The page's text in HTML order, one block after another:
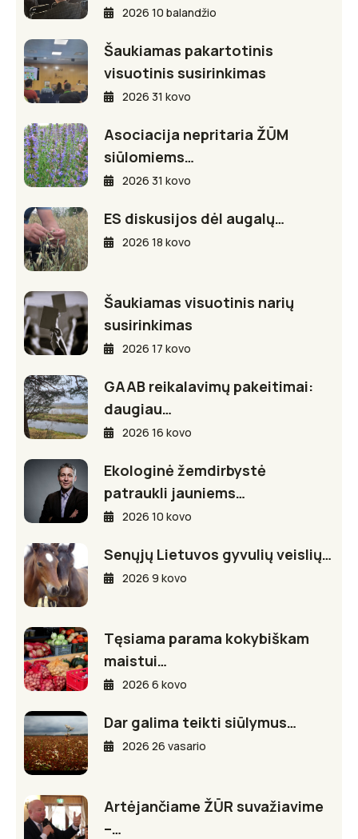
2026 10 balandžio
Šaukiamas pakartotinis
visuotinis susirinkimas
2026 31 kovo
Asociacija nepritaria ŽŪM
siūlomiems…
2026 31 kovo
ES diskusijos dėl augalų…
2026 18 kovo
Šaukiamas visuotinis narių
susirinkimas
2026 17 kovo
GAAB reikalavimų pakeitimai:
daugiau…
2026 16 kovo
Ekologinė žemdirbystė
patraukli jauniems…
2026 10 kovo
Senųjų Lietuvos gyvulių veislių…
2026 9 kovo
Tęsiama parama kokybiškam
maistui…
2026 6 kovo
Dar galima teikti siūlymus…
2026 26 vasario
Artėjančiame ŽŪR suvažiavime
–…